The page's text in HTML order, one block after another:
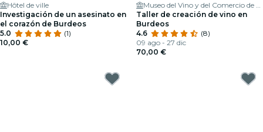
Hôtel de ville
Investigación de un asesinato en
el corazón de Burdeos
5.0
(1)
10,00 €
Museo del Vino y del Comercio de Burdeos
Taller de creación de vino en
Burdeos
4.6
(8)
09 ago - 27 dic
70,00 €